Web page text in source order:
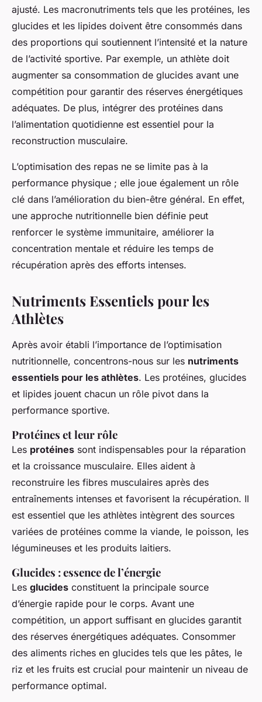
ajusté. Les macronutriments tels que les protéines, les
glucides et les lipides doivent être consommés dans
des proportions qui soutiennent l’intensité et la nature
de l’activité sportive. Par exemple, un athlète doit
augmenter sa consommation de glucides avant une
compétition pour garantir des réserves énergétiques
adéquates. De plus, intégrer des protéines dans
l’alimentation quotidienne est essentiel pour la
reconstruction musculaire.
L’optimisation des repas ne se limite pas à la
performance physique ; elle joue également un rôle
clé dans l’amélioration du bien-être général. En effet,
une approche nutritionnelle bien définie peut
renforcer le système immunitaire, améliorer la
concentration mentale et réduire les temps de
récupération après des efforts intenses.
Nutriments Essentiels pour les
Athlètes
Après avoir établi l’importance de l’optimisation
nutritionnelle, concentrons-nous sur les nutriments
essentiels pour les athlètes. Les protéines, glucides
et lipides jouent chacun un rôle pivot dans la
performance sportive.
Protéines et leur rôle
Les protéines sont indispensables pour la réparation
et la croissance musculaire. Elles aident à
reconstruire les fibres musculaires après des
entraînements intenses et favorisent la récupération. Il
est essentiel que les athlètes intègrent des sources
variées de protéines comme la viande, le poisson, les
légumineuses et les produits laitiers.
Glucides : essence de l’énergie
Les glucides constituent la principale source
d’énergie rapide pour le corps. Avant une
compétition, un apport suffisant en glucides garantit
des réserves énergétiques adéquates. Consommer
des aliments riches en glucides tels que les pâtes, le
riz et les fruits est crucial pour maintenir un niveau de
performance optimal.